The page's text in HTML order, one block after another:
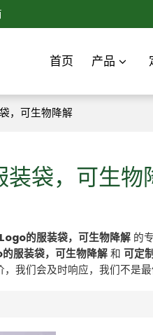
首页 产品
，可生物降解
袋，可生物
的服装袋，可生物降解的
服装袋，可生物降解和 可定
我们会及时响应，我们不是